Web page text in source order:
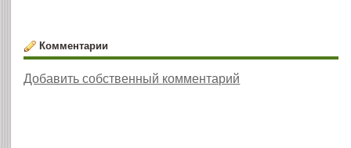
Комментарии
Добавить собственный комментарий